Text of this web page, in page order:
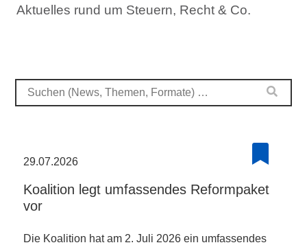
Aktuelles rund um Steuern, Recht & Co.
29.07.2026
Koalition legt umfassendes Reformpaket
vor
Die Koalition hat am 2. Juli 2026 ein umfassendes